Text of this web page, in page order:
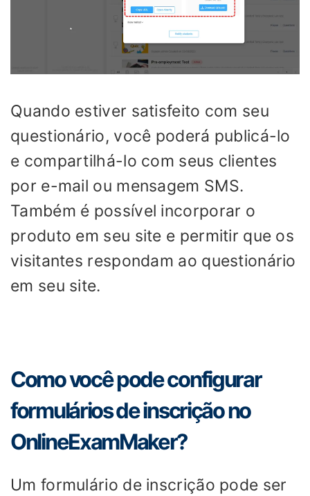
Quando estiver satisfeito com seu
questionário, você poderá publicá-lo
e compartilhá-lo com seus clientes
por e-mail ou mensagem SMS.
Também é possível incorporar o
produto em seu site e permitir que os
visitantes respondam ao questionário
em seu site.
Como você pode configurar
formulários de inscrição no
OnlineExamMaker?
Um formulário de inscrição pode ser